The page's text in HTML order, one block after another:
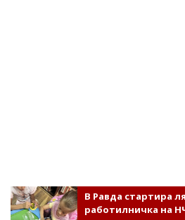
В Равда стартира
работилничка на